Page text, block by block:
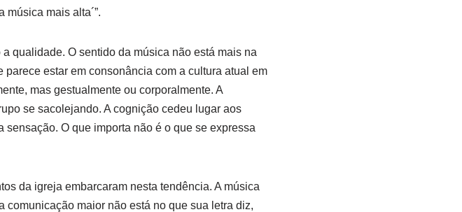
música mais alta´”.
qualidade. O sentido da música não está mais na
estar em consonância com a cultura atual em
mas gestualmente ou corporalmente. A
se sacolejando. A cognição cedeu lugar aos
O que importa não é o que se expressa
da igreja embarcaram nesta tendência. A música
maior não está no que sua letra diz,